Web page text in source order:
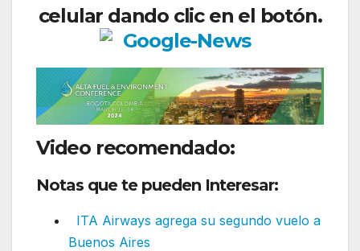
celular dando clic en el botón.
Video recomendado:
Notas que te pueden Interesar:
ITA Airways agrega su segundo vuelo a
Buenos Aires